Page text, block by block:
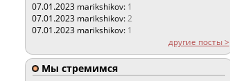
07.01.2023 marikshikov: 1
07.01.2023 marikshikov:2
07.01.2023 marikshikov: 1
другие посты >
Мы стремимся